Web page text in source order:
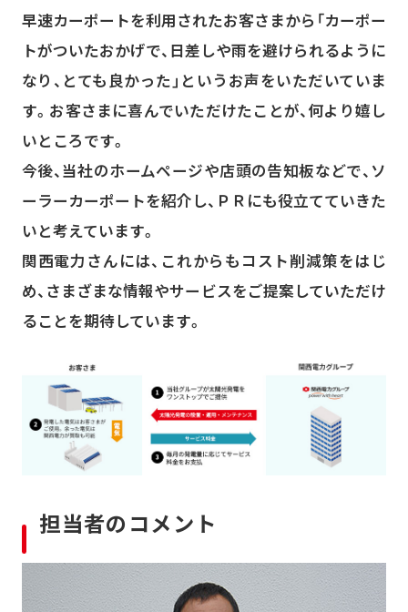
早速カーポートを利用されたお客さまから「カーポー
トがついたおかげで、日差しや雨を避けられるように
なり、とても良かった」というお声をいただいていま
す。お客さまに喜んでいただけたことが、何より嬉し
いところです。
今後、当社のホームページや店頭の告知板などで、ソ
ーラーカーポートを紹介し、ＰＲにも役立てていきた
いと考えています。
関西電力さんには、これからもコスト削減策をはじ
め、さまざまな情報やサービスをご提案していただけ
ることを期待しています。
担当者のコメント